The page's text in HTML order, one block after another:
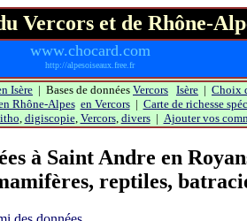
Vercors et de Rhône-
www.chocard.com
http://alpesoiseaux.free.fr
Isère | Bases de données Vercors Isère | Choix
Rhône-Alpes en Vercors| Carte de richesse
, digiscopie, Vercors, divers| Ajouter vos
à Saint Andre en
reptiles,